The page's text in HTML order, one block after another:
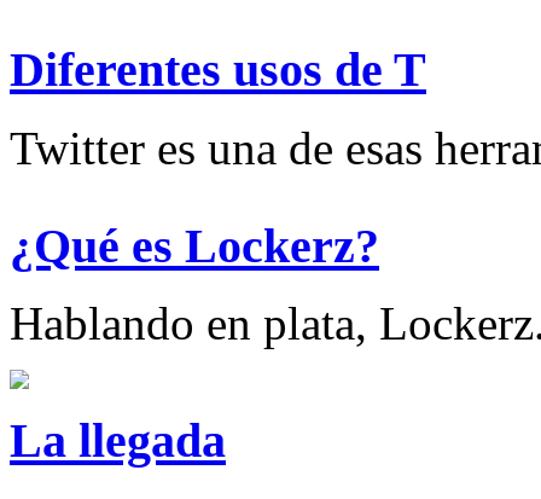
Diferentes usos de T
Twitter es una de esas
¿Qué es Lockerz?
Hablando en plata,
La llegada